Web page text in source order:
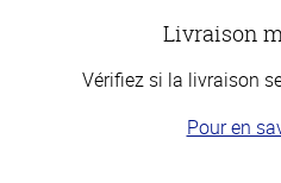
Livraison
Vérifiez si la livraison
Pour en